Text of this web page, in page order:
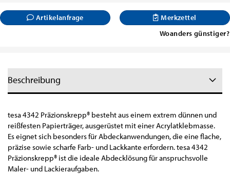
Artikelanfrage
Merkzettel
Woanders günstiger?
Beschreibung
tesa 4342 Präzionskrepp® besteht aus einem extrem dünnen und
reißfesten Papierträger, ausgerüstet mit einer Acrylatklebmasse.
Es eignet sich besonders für Abdeckanwendungen, die eine flache,
präzise sowie scharfe Farb- und Lackkante erfordern. tesa 4342
Präzionskrepp® ist die ideale Abdecklösung für anspruchsvolle
Maler- und Lackieraufgaben.